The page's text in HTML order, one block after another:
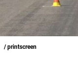
/ printscreen